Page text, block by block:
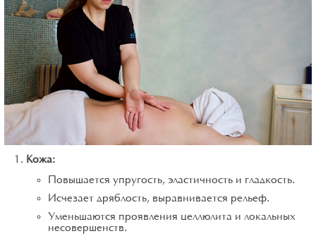
Кожа:
Повышается упругость, эластичность и гладкость.
Исчезает дряблость, выравнивается рельеф.
Уменьшаются проявления целлюлита и локальных
несовершенств.